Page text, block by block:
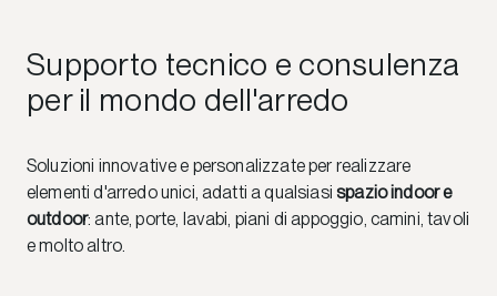
Supporto tecnico e consulenza
per il mondo dell'arredo
Soluzioni innovative e personalizzate per realizzare
elementi d'arredo unici, adatti a qualsiasi spazio indoor e
outdoor: ante, porte, lavabi, piani di appoggio, camini, tavoli
e molto altro.